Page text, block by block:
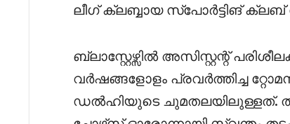
ലീഗ് ക്ലബ്ബായ സ്പോർട്ടിങ്
ബ്ലാസ്റ്റേഴ്സിൽ അസിസ്റ്റന്റ്
വർഷങ്ങളോളം പ്രവർത്തിച്ച
ഡൽഹിയുടെ ചുമതലയിലുള്ളത്.